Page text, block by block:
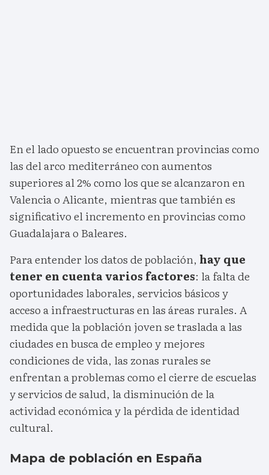
En el lado opuesto se encuentran provincias como
las del arco mediterráneo con aumentos
superiores al 2% como los que se alcanzaron en
Valencia o Alicante, mientras que también es
significativo el incremento en provincias como
Guadalajara o Baleares.
Para entender los datos de población, hay que
tener en cuenta varios factores: la falta de
oportunidades laborales, servicios básicos y
acceso a infraestructuras en las áreas rurales. A
medida que la población joven se traslada a las
ciudades en busca de empleo y mejores
condiciones de vida, las zonas rurales se
enfrentan a problemas como el cierre de escuelas
y servicios de salud, la disminución de la
actividad económica y la pérdida de identidad
cultural.
Mapa de población en España